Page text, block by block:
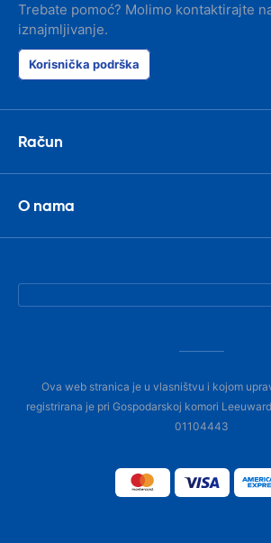
Trebate pomoć? Molimo kontaktirajte
iznajmljivanje.
Korisnička podrška
Račun
O nama
Ova web stranica je u vlasništvu i kojom
registrirana je pri Gospodarskoj komori
01104443